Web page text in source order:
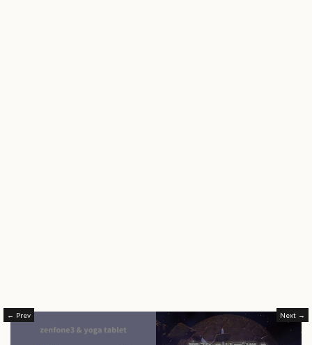
Prev Next